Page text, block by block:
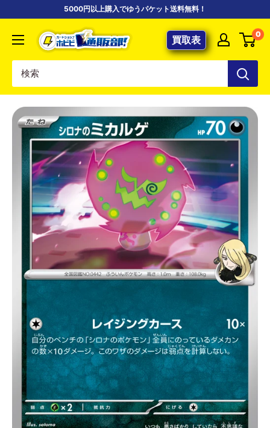
5000円以上購入でゆうパケット送料無料！
【ポ
ケ
専
門
カ
ー
ド
シ
ョ
ッ
プ
ホ
ビ
通
部
買取表 0